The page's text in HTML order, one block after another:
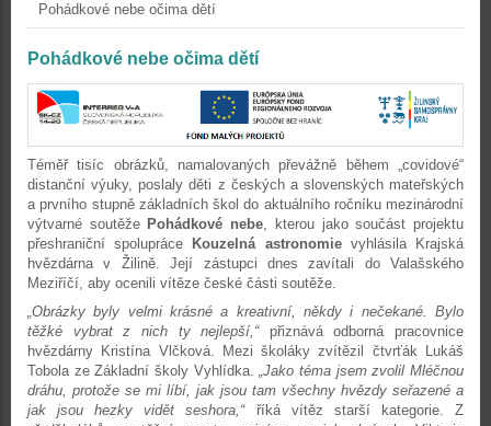
Pohádkové nebe očima dětí
Pohádkové nebe očima dětí
Téměř tisíc obrázků, namalovaných převážně během „covidové“
distanční výuky, poslaly děti z českých a slovenských mateřských
a prvního stupně základních škol do aktuálního ročníku mezinárodní
výtvarné soutěže Pohádkové nebe, kterou jako součást projektu
přeshraniční spolupráce
Kouzelná astronomievyhlásila Krajská
hvězdárna v Žilině. Její zástupci dnes zavítali do Valašského
Meziříčí, aby ocenili vítěze české části soutěže.
„Obrázky byly velmi krásné a kreativní, někdy i nečekané. Bylo
těžké vybrat z nich ty nejlepší,“přiznává odborná pracovnice
hvězdárny Kristína Vlčková. Mezi školáky zvítězil čtvrťák Lukáš
Tobola ze Základní školy Vyhlídka. „Jako téma jsem zvolil Mléčnou
dráhu, protože se mi líbí, jak jsou tam všechny hvězdy seřazené a
jak jsou hezky vidět seshora,“říká vítěz starší kategorie. Z